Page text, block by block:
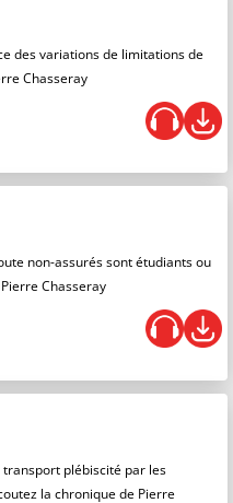
des variations de limitations de
Chasseray
non-assurés sont étudiants ou
Chasseray
plébiscité par les
la chronique de Pierre